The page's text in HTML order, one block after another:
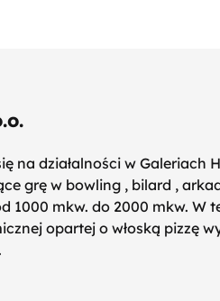
na działalności w Galeriach
grę w bowling , bilard ,
1000 mkw. do 2000 mkw. W
opartej o włoską pizzę